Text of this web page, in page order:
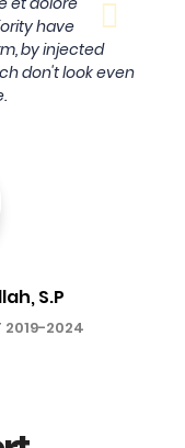
have
by injected
don't look even
S.P
2019-2024